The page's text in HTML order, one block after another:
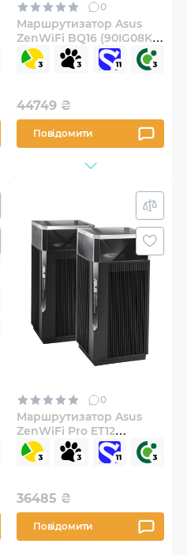
0
Маршрутизатор Asus
ZenWiFi BQ16 (90IG08K0-
MO3N2V) 2-pack
44749 ₴
Повідомити
0
Маршрутизатор Asus
ZenWiFi Pro ET12
(90IG05Z0-MO3A20) 2-
pack
36485 ₴
Повідомити